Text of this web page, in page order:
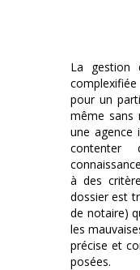
La gestion
pour un
même sans
une agence
contenter
à des
dossier est
de notaire)
les
précise et
posées.